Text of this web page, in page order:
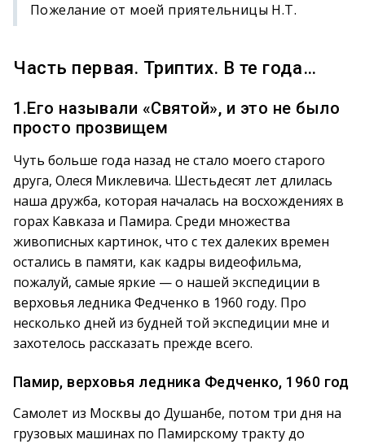
Пожелание от моей приятельницы Н.Т.
Часть первая. Триптих. В те года…
1.Его называли «Святой», и это не было
просто прозвищем
Чуть больше года назад не стало моего старого
друга, Олеся Миклевича. Шестьдесят лет длилась
наша дружба, которая началась на восхождениях в
горах Кавказа и Памира. Среди множества
живописных картинок, что с тех далеких времен
остались в памяти, как кадры видеофильма,
пожалуй, самые яркие — о нашей экспедиции в
верховья ледника Федченко в 1960 году. Про
несколько дней из будней той экспедиции мне и
захотелось рассказать прежде всего.
Памир, верховья ледника Федченко, 1960 год
Самолет из Москвы до Душанбе, потом три дня на
грузовых машинах по Памирскому тракту до